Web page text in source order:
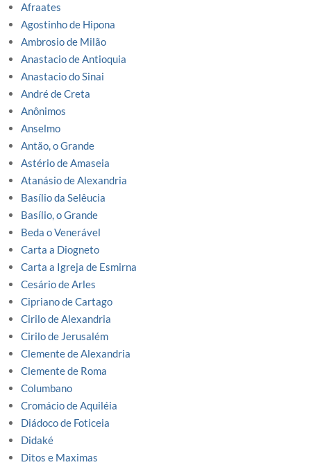
Afraates
Agostinho de Hipona
Ambrosio de Milão
Anastacio de Antioquia
Anastacio do Sinai
André de Creta
Anônimos
Anselmo
Antão, o Grande
Astério de Amaseia
Atanásio de Alexandria
Basílio da Selêucia
Basílio, o Grande
Beda o Venerável
Carta a Diogneto
Carta a Igreja de Esmirna
Cesário de Arles
Cipriano de Cartago
Cirilo de Alexandria
Cirilo de Jerusalém
Clemente de Alexandria
Clemente de Roma
Columbano
Cromácio de Aquiléia
Diádoco de Foticeia
Didaké
Ditos e Maximas